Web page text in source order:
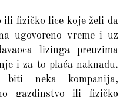
fizičko lice koje želi da
ugovoreno vreme i uz
lizinga preuzima
i za to plaća naknadu.
biti neka kompanija,
gazdinstvo ili fizičko